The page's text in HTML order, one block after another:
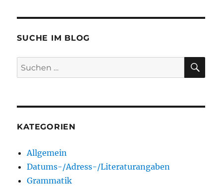
SUCHE IM BLOG
Suchen
nach:
KATEGORIEN
Allgemein
Datums-/Adress-/Literaturangaben
Grammatik